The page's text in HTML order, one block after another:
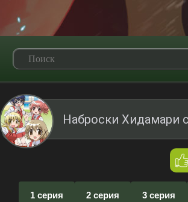
Наброски Хидамари
1 серия 2 серия 3 серия